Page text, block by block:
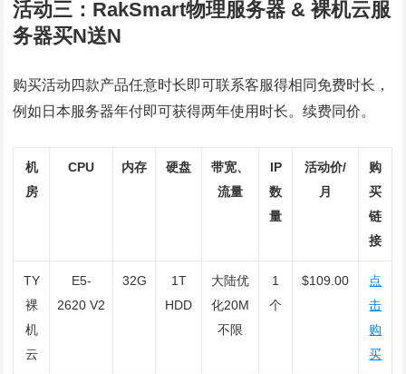
活动三：RakSmart物理服务器 & 裸机云服
务器买N送N
购买活动四款产品任意时长即可联系客服得相同免费时长，
例如日本服务器年付即可获得两年使用时长。续费同价。
机
房
CPU 内存 硬盘
带宽、
流量
IP
数
量
活动价/
月
购
买
链
接
TY
裸
机
云
E5-
2620 V2
32G
1T
HDD
大陆优
化20M
不限
1
个
$109.00
点
击
购
买